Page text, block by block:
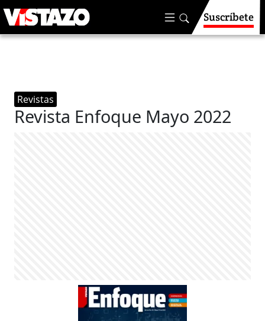
Suscríbete
Revistas
Revista Enfoque Mayo 2022